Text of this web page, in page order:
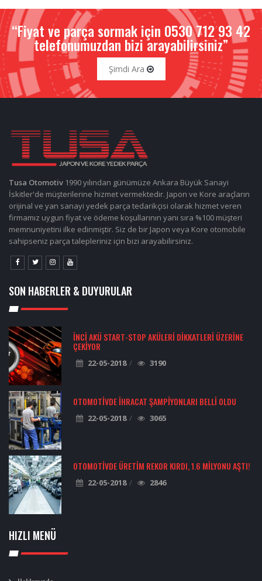
“Fiyat ve parça sormak için 0530 712 93 42
telefonumuzdan bizi arayabilirsiniz”
Şimdi Ara
Tusa Otomotiv 1990 yılından günümüze Ankara Büyük Sanayi
İskitler'de müşterilerine hizmet vermektedir. Japon ve Kore araçların
orijinal ve yan sanayi yedek parça tedarikçisi olarak hizmet veren
firmamız uygun fiyat ve ödeme koşullarının yanı sıra %100 müşteri
memnuniyetini ilke edinmiştir. Siz de bir Japon veya Kore otomobile
sahipseniz parça talepleriniz için bizi arayabilirsiniz.
SON HABERLER & DUYURULAR
İNCI AKÜ START-STOP AKÜLERI DIKKATLERI ÜZERINE
ÇEKIYOR
22-05-2018 3190
OTOMOTIVDE İHRACAT ŞAMPIYONLARI BELLI OLDU
22-05-2018 3065
OTOMOTIVDE ÜRETIM REKOR KIRDI, 1.6 MILYONU AŞTI!
22-05-2018 2846
HIZLI MENÜ